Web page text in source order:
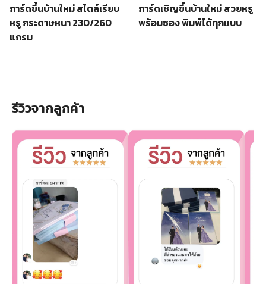
การ์ดขึ้นบ้านใหม่ สไตล์เรียบ
หรู กระดาษหนา 230/260
แกรม
การ์ดเชิญขึ้นบ้านใหม่ สวยหรู
พร้อมซอง พิมพ์ได้ทุกแบบ
รีวิวจากลูกค้า